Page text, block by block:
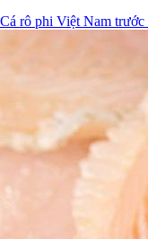
Cá rô phi Việt Nam trước